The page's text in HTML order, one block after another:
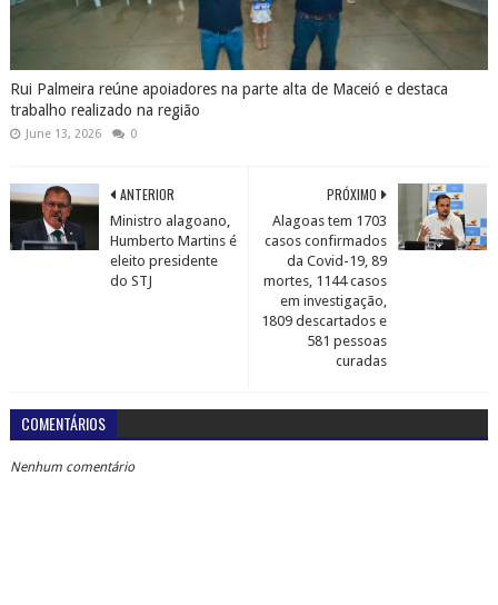
Rui Palmeira reúne apoiadores na parte alta de Maceió e destaca
trabalho realizado na região
June 13, 2026 0
PRÓXIMO
Alagoas tem 1703
casos confirmados
da Covid-19, 89
mortes, 1144 casos
em investigação,
1809 descartados e
581 pessoas
curadas
ANTERIOR
Ministro alagoano,
Humberto Martins é
eleito presidente
do STJ
COMENTÁRIOS
Nenhum comentário